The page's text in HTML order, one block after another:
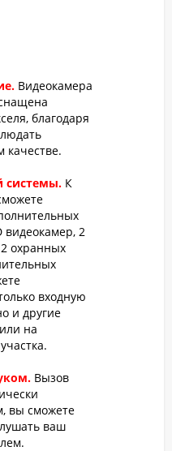
Видеокамера
благодаря
качестве.
системы. К
видеокамер, 2
охранных
входную
и другие
на
Вызов
вы сможете
ваш